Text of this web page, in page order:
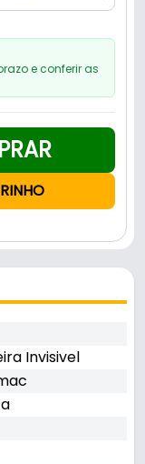
e conferir as
Invisivel